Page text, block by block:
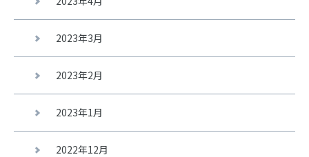
2023年3月
2023年2月
2023年1月
2022年12月